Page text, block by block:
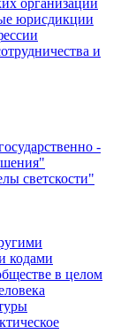
организаций
юрисдикции
и
-
светскости"
кодами
в целом